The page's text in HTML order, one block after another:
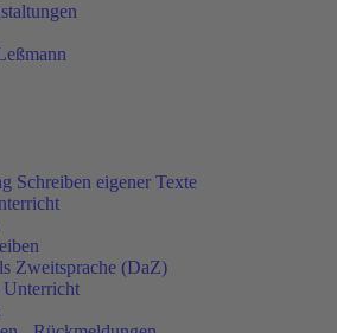
Schreiben eigener Texte
Zweitsprache (DaZ)